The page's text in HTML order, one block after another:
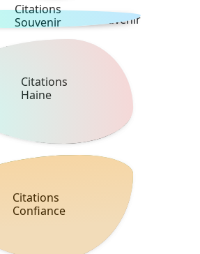
Citations
Souvenir
Citations
Haine
Citations
Confiance